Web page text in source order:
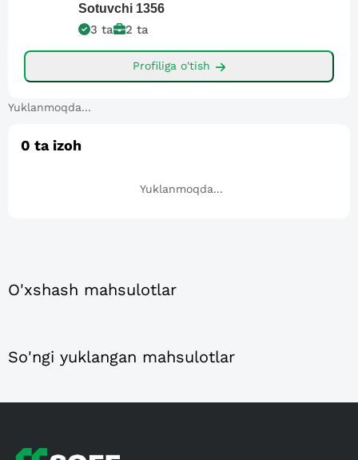
Sotuvchi 1356
3 ta 2 ta
Profiliga o'tish
Yuklanmoqda...
0 ta izoh
Yuklanmoqda...
O'xshash mahsulotlar
So'ngi yuklangan mahsulotlar